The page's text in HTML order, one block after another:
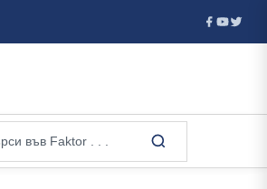
от задържаните по случая с фентанила